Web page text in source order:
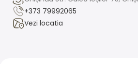
+373 79992065
Vezi locatia